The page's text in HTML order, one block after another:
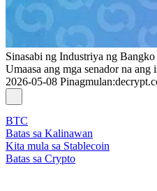
Sinasabi ng Industriya ng
Umaasa ang mga senador na
2026-05-08 Pinagmulan:
BTC
Batas sa Kalinawan
Kita mula sa Stablecoin
Batas sa Crypto